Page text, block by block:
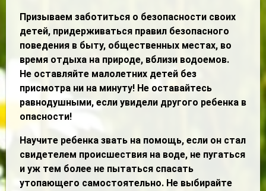
Призываем заботиться о безопасности своих
детей, придерживаться правил безопасного
поведения в быту, общественных местах, во
время отдыха на природе, вблизи водоемов.
Не оставляйте малолетних детей без
присмотра ни на минуту! Не оставайтесь
равнодушными, если увидели другого ребенка в
опасности!
Научите ребенка звать на помощь, если он стал
свидетелем происшествия на воде, не пугаться
и уж тем более не пытаться спасать
утопающего самостоятельно. Не выбирайте